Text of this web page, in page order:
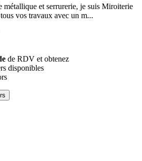
métallique et serrurerie, je suis Miroiterie
vos travaux avec un m...
de RDV et obtenez
disponibles